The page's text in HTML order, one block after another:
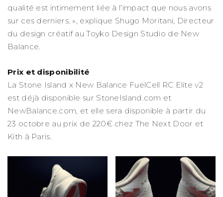
qualité est intimement liée à l’impact que nous avons
sur ces derniers. », explique Shugo Moritani, Directeur
du design créatif au Toyko Design Studio de New
Balance.
Prix et disponibilité
La Stone Island x New Balance FuelCell RC Elite v2
est déjà disponible sur StoneIsland.com et
NewBalance.com, et elle sera disponible à partir du
23 octobre au prix de 220€ chez The Next Door et
Kith à Paris.